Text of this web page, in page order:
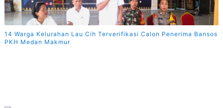
14 Warga Kelurahan Lau Cih Terverifikasi Calon Penerima Bansos
PKH Medan Makmur